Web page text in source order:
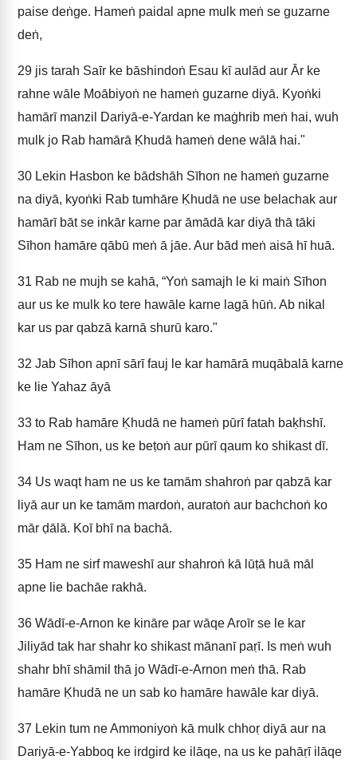
paise deṅge. Hameṅ paidal apne mulk meṅ se guzarne
deṅ,
29 jis tarah Saīr ke bāshindoṅ Esau kī aulād aur Ār ke
rahne wāle Moābiyoṅ ne hameṅ guzarne diyā. Kyoṅki
hamārī manzil Dariyā-e-Yardan ke maġhrib meṅ hai, wuh
mulk jo Rab hamārā Ḳhudā hameṅ dene wālā hai."
30 Lekin Hasbon ke bādshāh Sīhon ne hameṅ guzarne
na diyā, kyoṅki Rab tumhāre Ḳhudā ne use belachak aur
hamārī bāt se inkār karne par āmādā kar diyā thā tāki
Sīhon hamāre qābū meṅ ā jāe. Aur bād meṅ aisā hī huā.
31 Rab ne mujh se kahā, “Yoṅ samajh le ki maiṅ Sīhon
aur us ke mulk ko tere hawāle karne lagā hūṅ. Ab nikal
kar us par qabzā karnā shurū karo."
32 Jab Sīhon apnī sārī fauj le kar hamārā muqābalā karne
ke lie Yahaz āyā
33 to Rab hamāre Ḳhudā ne hameṅ pūrī fatah baḳhshī.
Ham ne Sīhon, us ke beṭoṅ aur pūrī qaum ko shikast dī.
34 Us waqt ham ne us ke tamām shahroṅ par qabzā kar
liyā aur un ke tamām mardoṅ, auratoṅ aur bachchoṅ ko
mār ḍālā. Koī bhī na bachā.
35 Ham ne sirf maweshī aur shahroṅ kā lūṭā huā māl
apne lie bachāe rakhā.
36 Wādī-e-Arnon ke kināre par wāqe Aroīr se le kar
Jiliyād tak har shahr ko shikast mānanī paṛī. Is meṅ wuh
shahr bhī shāmil thā jo Wādī-e-Arnon meṅ thā. Rab
hamāre Ḳhudā ne un sab ko hamāre hawāle kar diyā.
37 Lekin tum ne Ammoniyoṅ kā mulk chhoṛ diyā aur na
Dariyā-e-Yabboq ke irdgird ke ilāqe, na us ke pahāṛī ilāqe